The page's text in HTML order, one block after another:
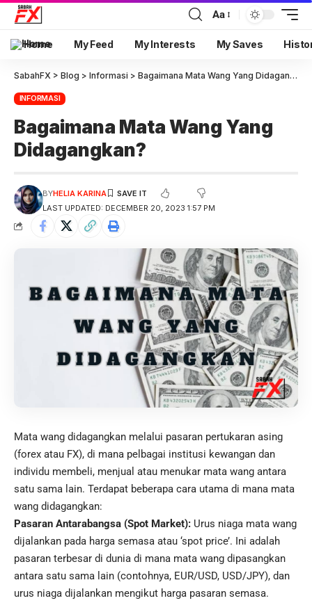
Aa
Home My Feed My Interests My Saves
SabahFX > Blog > Informasi > Bagaimana Mata Wang Yang Didagangkan?
INFORMASI
Bagaimana Mata Wang Yang
Didagangkan?
LAST UPDATED: DECEMBER 20, 2023 1:57 PM
BYHELIA KARINA
Mata wang didagangkan melalui pasaran pertukaran asing
(forex atau FX), di mana pelbagai institusi kewangan dan
individu membeli, menjual atau menukar mata wang antara
satu sama lain. Terdapat beberapa cara utama di mana mata
wang didagangkan:
Pasaran Antarabangsa (Spot Market): Urus niaga mata wang
dijalankan pada harga semasa atau ‘spot price’. Ini adalah
pasaran terbesar di dunia di mana mata wang dipasangkan
antara satu sama lain (contohnya, EUR/USD, USD/JPY), dan
urus niaga dijalankan mengikut harga pasaran semasa.